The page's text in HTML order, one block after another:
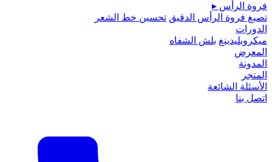
فروة الرأس ▸
تصبغ فروة الرأس الدقيق تحسين خط الشعر
الدورات
ميكروبلیدينغ بلش الشفاه
المعرض
المدونة
المتجر
الأسئلة الشائعة
اتصل بنا